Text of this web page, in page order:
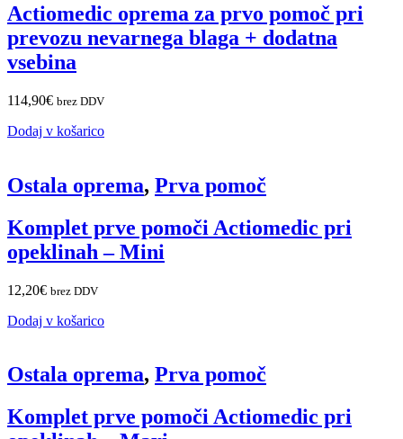
Actiomedic oprema za prvo pomoč pri
prevozu nevarnega blaga + dodatna
vsebina
114,90€ brez DDV
Dodaj v košarico
Ostala oprema, Prva pomoč
Komplet prve pomoči Actiomedic pri
opeklinah – Mini
12,20€ brez DDV
Dodaj v košarico
Ostala oprema, Prva pomoč
Komplet prve pomoči Actiomedic pri